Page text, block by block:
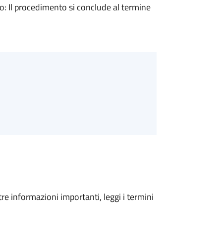
Il procedimento si conclude al termine
informazioni importanti, leggi i termini